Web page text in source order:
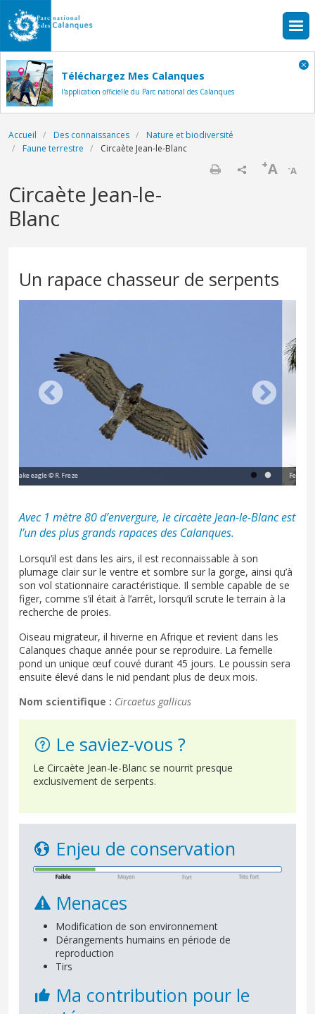
Aller au contenu principal
Téléchargez Mes Calanques
l'application officielle du Parc national des Calanques
Fil d'Ariane
Accueil Des connaissances
Nature et biodiversité
Faune terrestre
Circaète Jean-le-Blanc
-A
+A
Circaète Jean-le-
Blanc
Un rapace chasseur de serpents
Female snake eagle © R. Freze
Avec 1 mètre 80 d’envergure, le circaète Jean-le-Blanc est
l’un des plus grands rapaces des Calanques.
Lorsqu’il est dans les airs, il est reconnaissable à son
plumage clair sur le ventre et sombre sur la gorge, ainsi qu’à
son vol stationnaire caractéristique. Il semble capable de se
figer, comme s’il était à l’arrêt, lorsqu’il scrute le terrain à la
recherche de proies.
Oiseau migrateur, il hiverne en Afrique et revient dans les
Calanques chaque année pour se reproduire. La femelle
pond un unique œuf couvé durant 45 jours. Le poussin sera
ensuite élevé dans le nid pendant plus de deux mois.
Nom scientifique : Circaetus gallicus
Le saviez-vous ?
Le Circaète Jean-le-Blanc se nourrit presque
exclusivement de serpents.
Enjeu de conservation
Menaces
Modification de son environnement
Dérangements humains en période de
reproduction
Tirs
Ma contribution pour le